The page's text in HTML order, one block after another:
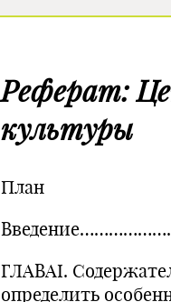
Реферат:
культуры
План
ГЛАВАI.
определить